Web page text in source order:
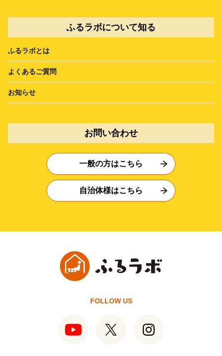
ふるラボについて知る
ふるラボとは
よくあるご質問
お知らせ
お問い合わせ
一般の方はこちら
自治体様はこちら
FOLLOW US